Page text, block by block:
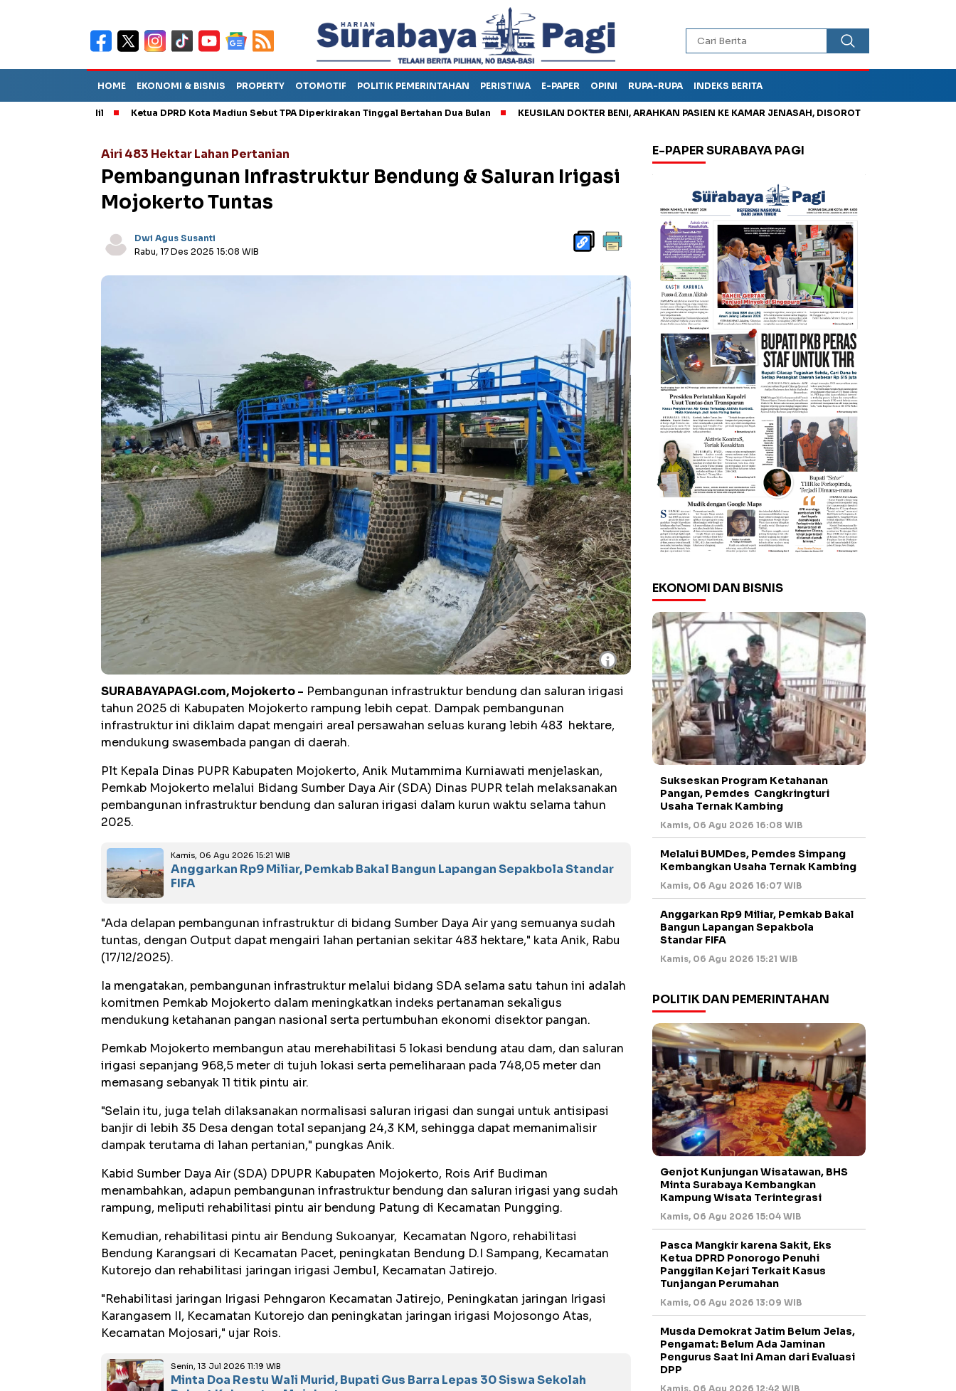
HOME EKONOMI & BISNIS PROPERTY OTOMOTIF POLITIK PEMERINTAHAN PERISTIWA E-PAPER OPINI RUPA-RUPA INDEKS BERITA
Ketua DPRD Kota Madiun Sebut TPA Diperkirakan Tinggal Bertahan Dua Bulan KEUSILAN DOKTER BENI, ARAHKAN PASIEN KE KAMAR JENASAH, DISOROT Korupsi Tunjangan
Airi 483 Hektar Lahan Pertanian
Pembangunan Infrastruktur Bendung & Saluran Irigasi
Mojokerto Tuntas
Dwi Agus Susanti
Rabu, 17 Des 2025 15:08 WIB
i
SURABAYAPAGI.com, Mojokerto - Pembangunan infrastruktur bendung dan saluran irigasi
tahun 2025 di Kabupaten Mojokerto rampung lebih cepat. Dampak pembangunan
infrastruktur ini diklaim dapat mengairi areal persawahan seluas kurang lebih 483 hektare,
mendukung swasembada pangan di daerah.
Plt Kepala Dinas PUPR Kabupaten Mojokerto, Anik Mutammima Kurniawati menjelaskan,
Pemkab Mojokerto melalui Bidang Sumber Daya Air (SDA) Dinas PUPR telah melaksanakan
pembangunan infrastruktur bendung dan saluran irigasi dalam kurun waktu selama tahun
2025.
Kamis, 06 Agu 2026 15:21 WIB
Anggarkan Rp9 Miliar, Pemkab Bakal Bangun Lapangan Sepakbola Standar
FIFA
"Ada delapan pembangunan infrastruktur di bidang Sumber Daya Air yang semuanya sudah
tuntas, dengan Output dapat mengairi lahan pertanian sekitar 483 hektare," kata Anik, Rabu
(17/12/2025).
Ia mengatakan, pembangunan infrastruktur melalui bidang SDA selama satu tahun ini adalah
komitmen Pemkab Mojokerto dalam meningkatkan indeks pertanaman sekaligus
mendukung ketahanan pangan nasional serta pertumbuhan ekonomi disektor pangan.
Pemkab Mojokerto membangun atau merehabilitasi 5 lokasi bendung atau dam, dan saluran
irigasi sepanjang 968,5 meter di tujuh lokasi serta pemeliharaan pada 748,05 meter dan
memasang sebanyak 11 titik pintu air.
"Selain itu, juga telah dilaksanakan normalisasi saluran irigasi dan sungai untuk antisipasi
banjir di lebih 35 Desa dengan total sepanjang 24,3 KM, sehingga dapat memanimalisir
dampak terutama di lahan pertanian," pungkas Anik.
Kabid Sumber Daya Air (SDA) DPUPR Kabupaten Mojokerto, Rois Arif Budiman
menambahkan, adapun pembangunan infrastruktur bendung dan saluran irigasi yang sudah
rampung, meliputi rehabilitasi pintu air bendung Patung di Kecamatan Pungging.
Kemudian, rehabilitasi pintu air Bendung Sukoanyar, Kecamatan Ngoro, rehabilitasi
Bendung Karangsari di Kecamatan Pacet, peningkatan Bendung D.I Sampang, Kecamatan
Kutorejo dan rehabilitasi jaringan irigasi Jembul, Kecamatan Jatirejo.
"Rehabilitasi jaringan Irigasi Pehngaron Kecamatan Jatirejo, Peningkatan jaringan Irigasi
Karangasem II, Kecamatan Kutorejo dan peningkatan jaringan irigasi Mojosongo Atas,
Kecamatan Mojosari," ujar Rois.
Senin, 13 Jul 2026 11:19 WIB
Minta Doa Restu Wali Murid, Bupati Gus Barra Lepas 30 Siswa Sekolah
E-PAPER SURABAYA PAGI
EKONOMI DAN BISNIS
Sukseskan Program Ketahanan
Pangan, Pemdes Cangkringturi
Usaha Ternak Kambing
Kamis, 06 Agu 2026 16:08 WIB
Melalui BUMDes, Pemdes Simpang
Kembangkan Usaha Ternak Kambing
Kamis, 06 Agu 2026 16:07 WIB
Anggarkan Rp9 Miliar, Pemkab Bakal
Bangun Lapangan Sepakbola
Standar FIFA
Kamis, 06 Agu 2026 15:21 WIB
POLITIK DAN PEMERINTAHAN
Genjot Kunjungan Wisatawan, BHS
Minta Surabaya Kembangkan
Kampung Wisata Terintegrasi
Kamis, 06 Agu 2026 15:04 WIB
Pasca Mangkir karena Sakit, Eks
Ketua DPRD Ponorogo Penuhi
Panggilan Kejari Terkait Kasus
Tunjangan Perumahan
Kamis, 06 Agu 2026 13:09 WIB
Musda Demokrat Jatim Belum Jelas,
Pengamat: Belum Ada Jaminan
Pengurus Saat Ini Aman dari Evaluasi
DPP
Kamis, 06 Agu 2026 12:42 WIB